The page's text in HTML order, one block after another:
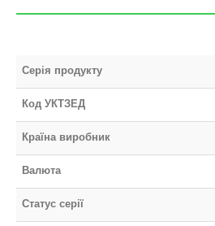
Серія продукту
Код УКТЗЕД
Країна виробник
Валюта
Статус серії